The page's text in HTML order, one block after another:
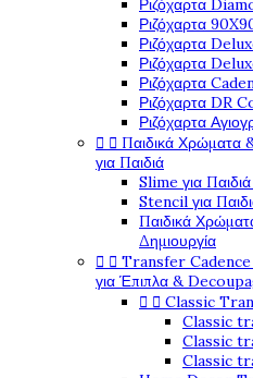
Ριζόχαρτα
Ριζόχαρτα
Ριζόχαρτα
Ριζόχαρτα
Ριζόχαρτα
Ριζόχαρτα DR
Ριζόχαρτα
  Παιδικά Χρώματα
για Παιδιά
Slime για
Stencil για
Παιδικά
Δημιουργία
  Transfer Cadence
για Έπιπλα &
  Classic
Classic
Classic
Classic